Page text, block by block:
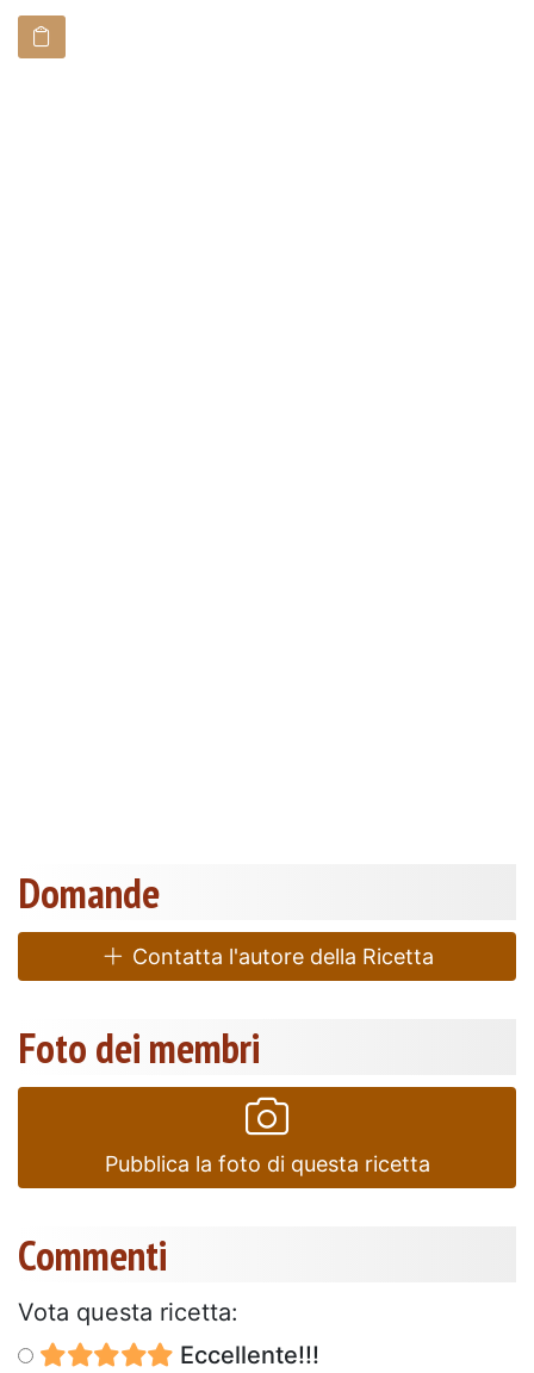
Domande
Contatta l'autore della Ricetta
Foto dei membri
Pubblica la foto di questa ricetta
Commenti
Vota questa ricetta:
Eccellente!!!